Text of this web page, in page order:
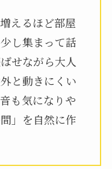
えるほど部屋
し集まって話
せながら大人
と動きにくい
も気になりや
」を自然に作